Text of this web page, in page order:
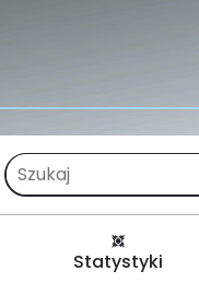
Statystyki